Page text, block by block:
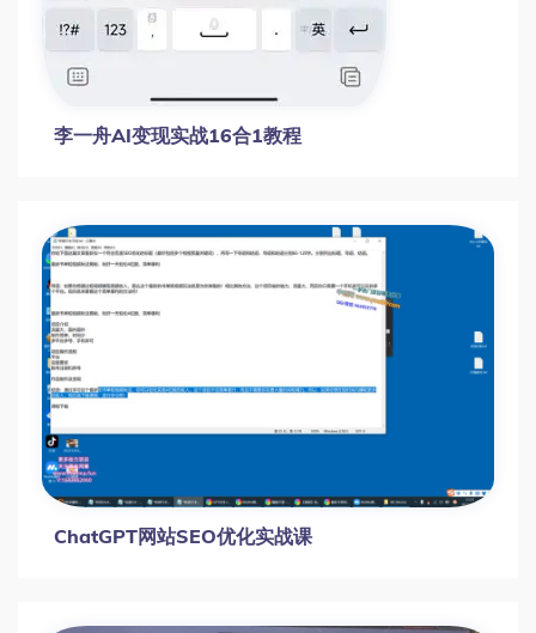
李一舟AI变现实战16合1教程
ChatGPT网站SEO优化实战课